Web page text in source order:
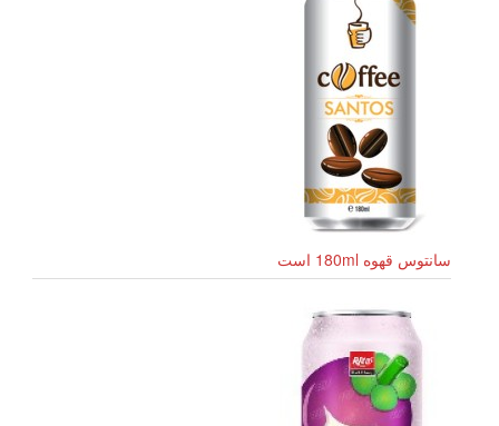
سانتوس قهوه 180ml است